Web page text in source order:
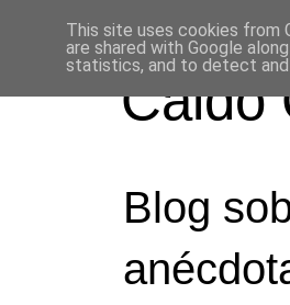
Caldo
Blog
This site uses cookies from
are shared with Google
statistics, and to detect and